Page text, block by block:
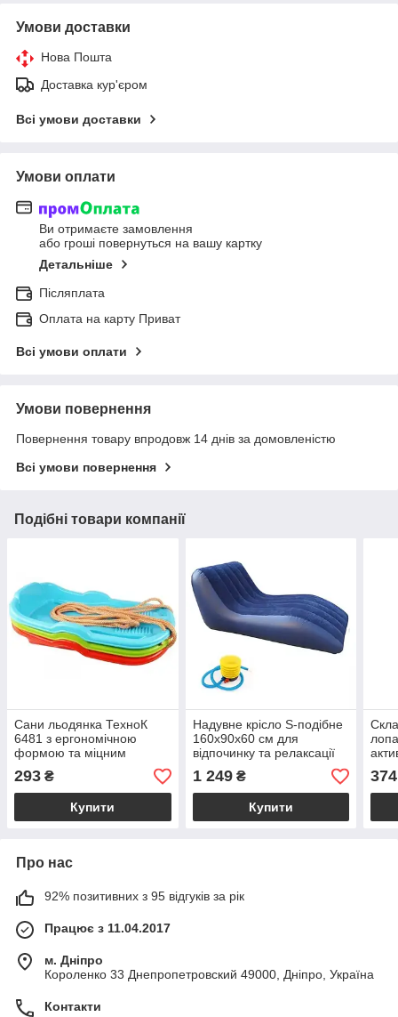
Умови доставки
Нова Пошта
Доставка кур'єром
Всі умови доставки
Умови оплати
Ви отримаєте замовлення
або гроші повернуться на вашу картку
Детальніше
Післяплата
Оплата на карту Приват
Всі умови оплати
Умови повернення
Повернення товару впродовж 14 днів за домовленістю
Всі умови повернення
Подібні товари компанії
Сани льодянка ТехноК
6481 з ергономічною
формою та міцним
шнурком для катання на
снігу максимальне
навантаження 20 кг
293 ₴
Купити
Надувне крісло S-подібне
160х90х60 см для
відпочинку та релаксації
кольору синій із міцного
матеріалу
1 249₴
Купити
374
Про нас
92% позитивних з 95 відгуків за рік
Працює з 11.04.2017
м. Дніпро
Короленко 33 Днепропетровский 49000, Дніпро, Україна
Контакти